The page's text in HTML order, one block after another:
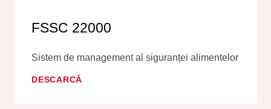
FSSC 22000
Sistem de management al siguranței alimentelor
DESCARCĂ